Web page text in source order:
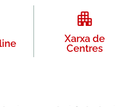
Xarxa de
Centres